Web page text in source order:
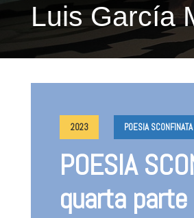
Luis García
2023 POESIA SCONFINATA
POESIA
quarta parte